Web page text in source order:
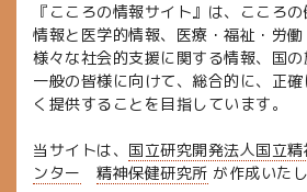
『こころの情報サイト』は、こころ
情報と医学的情報、医療・福祉・労
様々な社会的支援に関する情報、国
一般の皆様に向けて、総合的に、正
く提供することを目指しています。
当サイトは、 国立研究開発法人国立
ンター
精神保健研究所 が作成いた